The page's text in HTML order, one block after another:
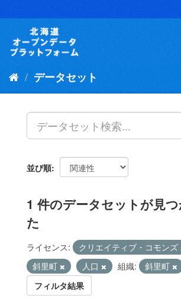
キ
データセット
並び順
1 件のデータセットが見
た
ライセンス: クリエイティブ・コモンズ
斜里町
人口 組織:
斜里町
フィルタ結果